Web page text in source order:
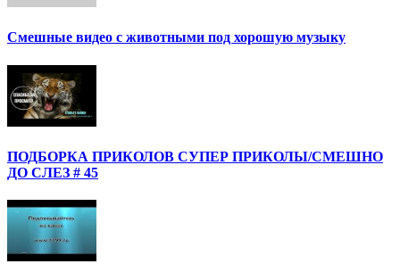
Смешные видео с животными под хорошую музыку
ПОДБОРКА ПРИКОЛОВ СУПЕР ПРИКОЛЫ/СМЕШНО
ДО СЛЕЗ # 45